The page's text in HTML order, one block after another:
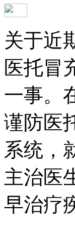
关于近
医托冒
一事。
谨防医
系统，
主治医
早治疗